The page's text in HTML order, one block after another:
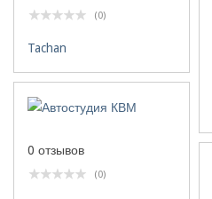
(0)
Tachan
0 отзывов
(0)